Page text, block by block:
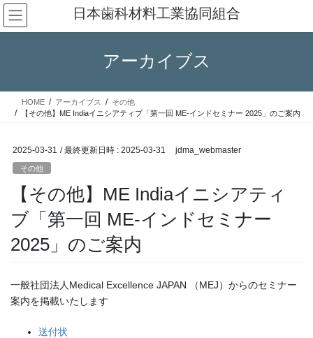
コ
ン
テ
ス
ナ
ビ
ゲ
ン
日本歯科材料工業協同組合
アーカイブス
HOME アーカイブス
その他
【その他】ME Indiaイニシアティブ「第一回 ME-インドセミナー 2025」のご案内
2025-03-31 / 最終更新日時 : 2025-03-31 jdma_webmaster
その他
【その他】ME Indiaイニシアティ
ブ「第一回 ME-インドセミナー
2025」のご案内
一般社団法人Medical Excellence JAPAN （MEJ）からのセミナー
案内を掲載いたします
送付状